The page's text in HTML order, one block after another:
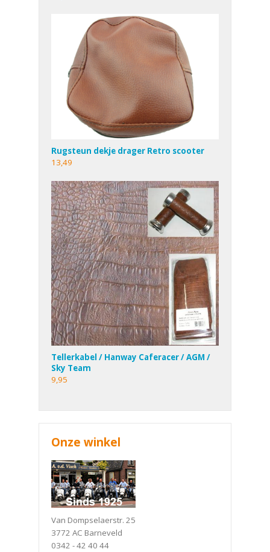
Rugsteun dekje drager Retro scooter
13,49
Tellerkabel / Hanway Caferacer / AGM /
Sky Team
9,95
Onze winkel
Van Dompselaerstr. 25
3772 AC Barneveld
0342 - 42 40 44